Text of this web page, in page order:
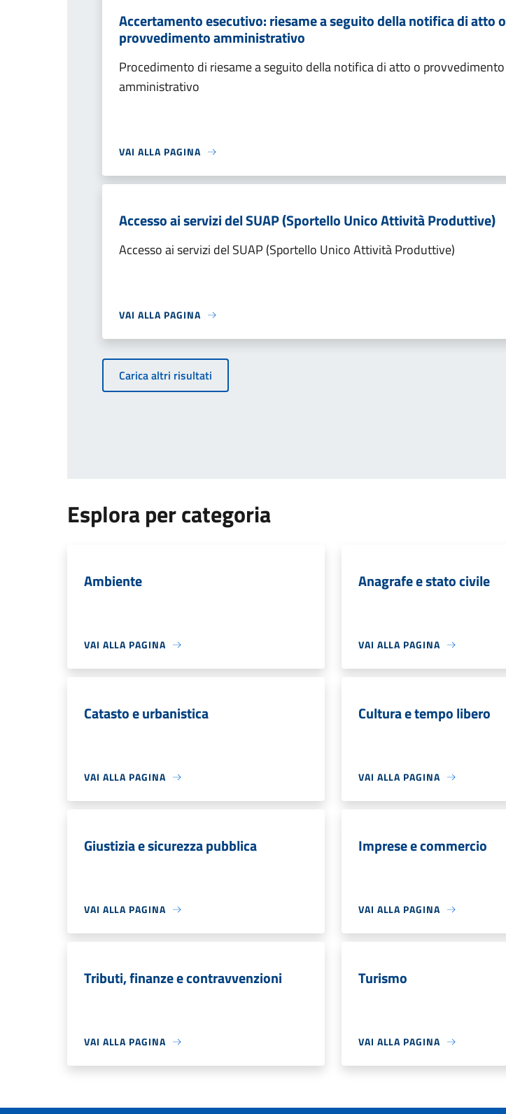
Accertamento esecutivo: riesame a seguito della notifica di atto o
provvedimento amministrativo
Procedimento di riesame a seguito della notifica di atto o provvedimento
amministrativo
VAI ALLA PAGINA
Accesso ai servizi del SUAP (Sportello Unico Attività Produttive)
Accesso ai servizi del SUAP (Sportello Unico Attività Produttive)
VAI ALLA PAGINA
Carica altri risultati
Esplora per categoria
Ambiente
VAI ALLA PAGINA
Anagrafe e stato civile
VAI ALLA PAGINA
Catasto e urbanistica
VAI ALLA PAGINA
Cultura e tempo libero
VAI ALLA PAGINA
Giustizia e sicurezza pubblica
VAI ALLA PAGINA
Imprese e commercio
VAI ALLA PAGINA
Tributi, finanze e contravvenzioni
VAI ALLA PAGINA
Turismo
VAI ALLA PAGINA